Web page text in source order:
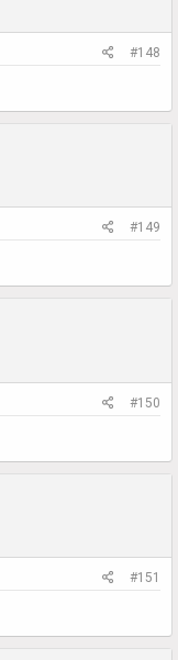
#148
#149
#150
#151